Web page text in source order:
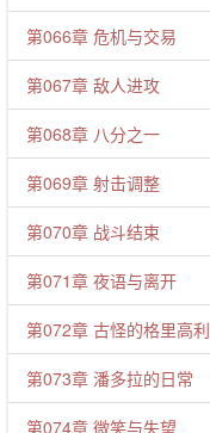
第066章 危机与交易
第067章 敌人进攻
第068章 八分之一
第069章 射击调整
第070章 战斗结束
第071章 夜语与离开
第072章 古怪的格里高利
第073章 潘多拉的日常
第074章 微笑与失望